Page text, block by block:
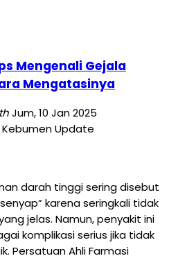
Mengenali Gejala
Mengatasinya
Jum, 10 Jan 2025
Kebumen Update
darah tinggi sering disebut
karena seringkali tidak
jelas. Namun, penyakit ini
komplikasi serius jika tidak
Persatuan Ahli Farmasi